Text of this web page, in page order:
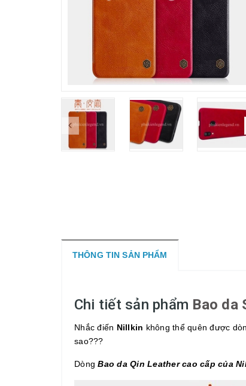
THÔNG TIN SẢN PHẨM
Chi tiết sản phẩm Bao da
Nhắc điến Nillkin không thể quên được
sao???
DòngBao da Qin Leather cao cấp của